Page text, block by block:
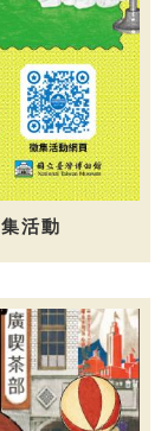
活動